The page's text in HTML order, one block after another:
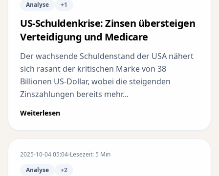
Analyse
+1
US-Schuldenkrise: Zinsen übersteigen
Verteidigung und Medicare
Der wachsende Schuldenstand der USA nähert
sich rasant der kritischen Marke von 38
Billionen US-Dollar, wobei die steigenden
Zinszahlungen bereits mehr...
Weiterlesen
2025-10-04 05:04 Lesezeit: 5 Min
Analyse
+2